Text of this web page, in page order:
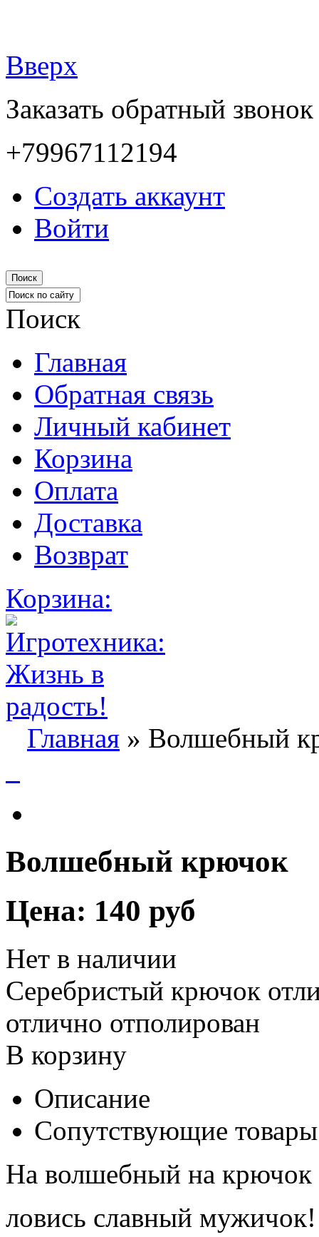
Вверх
Заказать обратный звонок
+79967112194
Создать аккаунт
Войти
Поиск
Поиск
Главная
Обратная связь
Личный кабинет
Корзина
Оплата
Доставка
Возврат
Корзина:
Главная » Волшебный
Волшебный крючок
Цена: 140 руб
Нет в наличии
Серебристый крючок
отлично отполирован
В корзину
Описание
Сопутствующие товары
На волшебный на крючок
ловись славный мужичок!